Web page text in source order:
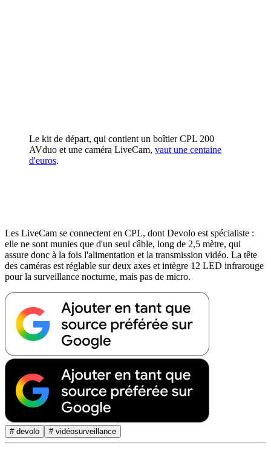
Le kit de départ, qui contient un boîtier CPL 200
AVduo et une caméra LiveCam, vaut une centaine
d'euros.
Les LiveCam se connectent en CPL, dont Devolo est spécialiste :
elle ne sont munies que d'un seul câble, long de 2,5 mètre, qui
assure donc à la fois l'alimentation et la transmission vidéo. La tête
des caméras est réglable sur deux axes et intègre 12 LED infrarouge
pour la surveillance nocturne, mais pas de micro.
# devolo # vidéosurveillance